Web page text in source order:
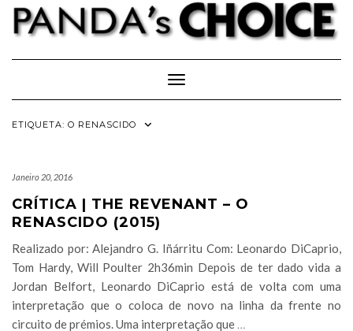
Skip
content
Toggle Navigation
ETIQUETA: O RENASCIDO
Janeiro 20, 2016
CRÍTICA | THE REVENANT – O
RENASCIDO (2015)
Realizado por: Alejandro G. Iñárritu Com: Leonardo DiCaprio,
Tom Hardy, Will Poulter 2h36min Depois de ter dado vida a
Jordan Belfort, Leonardo DiCaprio está de volta com uma
interpretação que o coloca de novo na linha da frente no
circuito de prémios. Uma interpretação que …